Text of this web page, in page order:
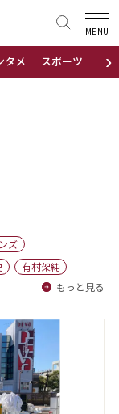
›
タメ スポーツ 地域
MENU
ズ
有村架純
もっと見る